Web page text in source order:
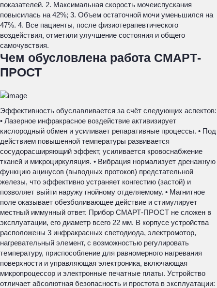
показателей. 2. Максимальная скорость мочеиспускания
повысилась на 42%; 3. Объем остаточной мочи уменьшился на
47%. 4. Все пациенты, после физиотерапевтического
воздействия, отметили улучшение состояния и общего
самочувствия.
Чем обусловлена работа СМАРТ-
ПРОСТ
Эффективность обуславливается за счёт следующих аспектов:
• Лазерное инфракрасное воздействие активизирует
кислородный обмен и усиливает репаративные процессы. • Под
действием повышенной температуры развивается
сосудорасширяющий эффект, усиливается кровоснабжение
тканей и микроциркуляция. • Вибрация нормализует дренажную
функцию ацинусов (выводных протоков) предстательной
железы, что эффективно устраняет конгестию (застой) и
позволяет выйти наружу гнойному отделяемому. • Магнитное
поле оказывает обезболивающее действие и стимулирует
местный иммунный ответ. Прибор СМАРТ-ПРОСТ не сложен в
эксплуатации, его диаметр всего 22 мм. В корпусе устройства
расположены 3 инфракрасных светодиода, электромотор,
нагревательный элемент, с возможностью регулировать
температуру, приспособление для равномерного нагревания
поверхности и управляющая электроника, включающая
микропроцессор и электронные печатные платы. Устройство
отличает абсолютная безопасность и простота в эксплуатации: